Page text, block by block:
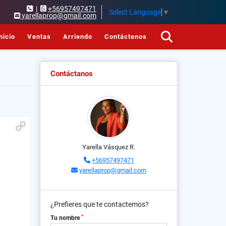
|
+56957497471
yarellaprop@gmail.com
Select Language ▼
Ventas Arriendo Contáctenos
Contáctanos
Yarella Vásquez R.
+56957497471
yarellaprop@gmail.com
¿Prefieres que te contactemos?
Tu nombre *